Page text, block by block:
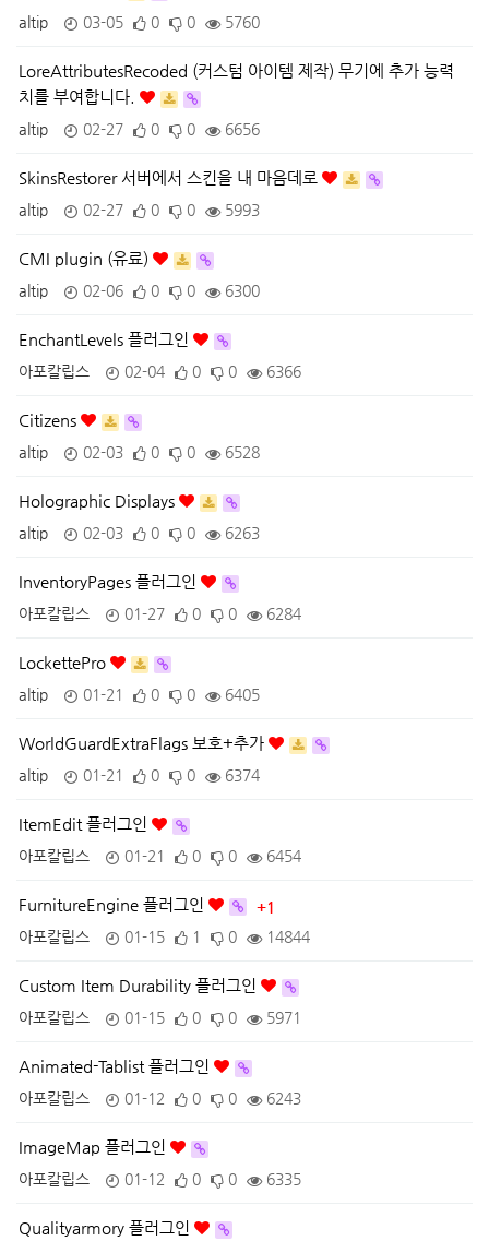
altip 03-05 0 0 5760
LoreAttributesRecoded (커스텀 아이템 제작) 무기에 추가 능력
치를 부여합니다.
altip 02-27 0 0 6656
SkinsRestorer 서버에서 스킨을 내 마음데로
altip 02-27 0 0 5993
CMI plugin (유료)
altip 02-06 0 0 6300
EnchantLevels 플러그인
아포칼립스 02-04 0 0 6366
Citizens
altip 02-03 0 0 6528
Holographic Displays
altip 02-03 0 0 6263
InventoryPages 플러그인
아포칼립스 01-27 0 0 6284
LockettePro
altip 01-21 0 0 6405
WorldGuardExtraFlags 보호+추가
altip 01-21 0 0 6374
ItemEdit 플러그인
아포칼립스 01-21 0 0 6454
FurnitureEngine 플러그인
+1
아포칼립스
01-15 1 0 14844
Custom Item Durability 플러그인
아포칼립스 01-15 0 0 5971
Animated-Tablist 플러그인
아포칼립스 01-12 0 0 6243
ImageMap 플러그인
아포칼립스 01-12 0 0 6335
Qualityarmory 플러그인